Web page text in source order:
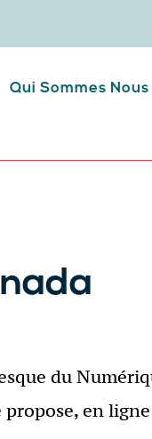
Qui Sommes Nous
du
propose, en